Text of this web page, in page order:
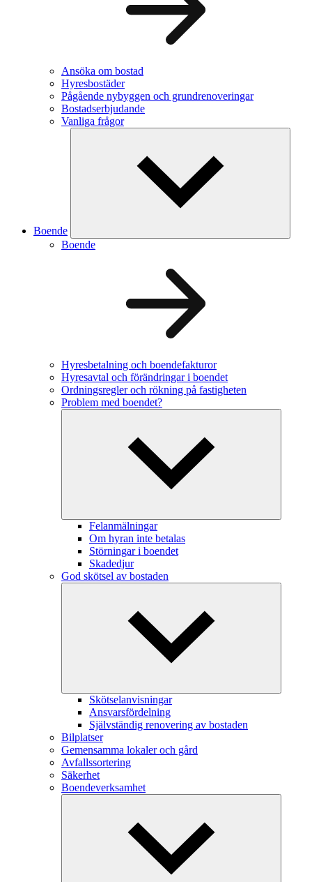
Ansöka om bostad
Hyresbostäder
Pågående nybyggen och grundrenoveringar
Bostadserbjudande
Vanliga frågor
Boende
Boende
Hyresbetalning och boendefakturor
Hyresavtal och förändringar i boendet
Ordningsregler och rökning på fastigheten
Problem med boendet?
Felanmälningar
Om hyran inte betalas
Störningar i boendet
Skadedjur
God skötsel av bostaden
Skötselanvisningar
Ansvarsfördelning
Självständig renovering av bostaden
Bilplatser
Gemensamma lokaler och gård
Avfallssortering
Säkerhet
Boendeverksamhet